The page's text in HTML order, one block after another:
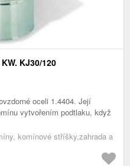
KJ30/120
oceli 1.4404. Její
vytvořením podtlaku, když
komínové stříšky,zahrada a